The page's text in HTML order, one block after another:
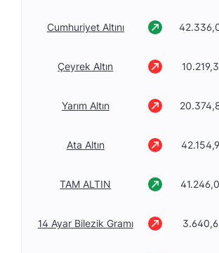
Cumhuriyet Altını
Çeyrek Altın
Yarım Altın
Ata Altın
TAM ALTIN
14 Ayar Bilezik Gramı